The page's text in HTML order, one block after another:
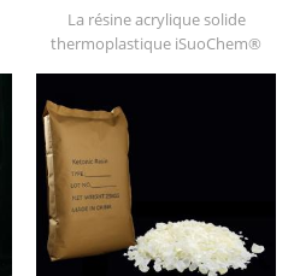
encre
La résine acrylique solide
thermoplastique iSuoChem®
à solvant, les vernis, les
peintures plastiques, les
peintures pour conteneurs,